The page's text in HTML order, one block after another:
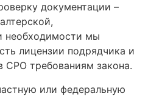
документации –
необходимости мы
лицензии подрядчика и
СРО требованиям закона.
или федеральную